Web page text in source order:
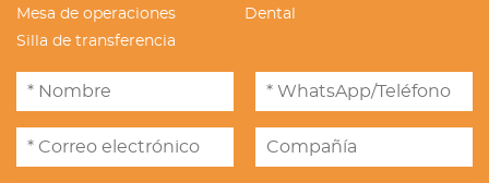
Mesa de operaciones
Dental
Silla de transferencia